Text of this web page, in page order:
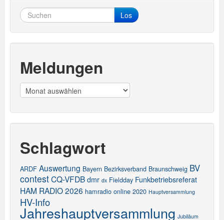
Los
Meldungen
Meldungen
Schlagwort
ARDF Auswertung Bayern Bezirksverband Braunschweig BV
contestCQ-VFDB dmr dx Fieldday Funkbetriebsreferat
HAM RADIO 2026 hamradio online 2020 Hauptversammlung
HV-Info
Jahreshauptversammlung Jubiläum